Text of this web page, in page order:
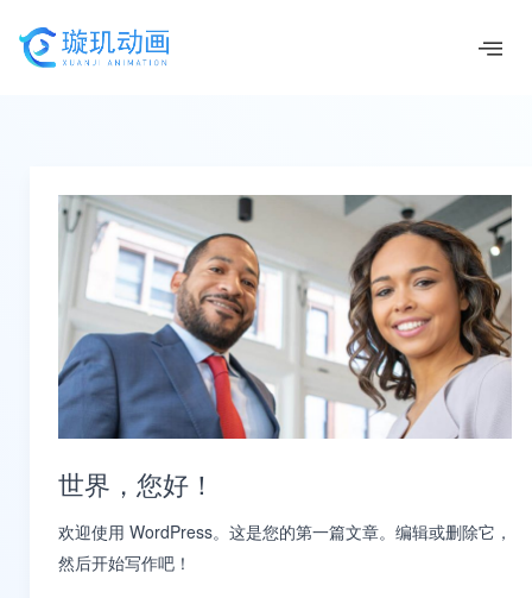
All 公司动态 行业信息
世界，您好！
欢迎使用 WordPress。这是您的第一篇文章。编辑或删除它，
然后开始写作吧！
界，
好！